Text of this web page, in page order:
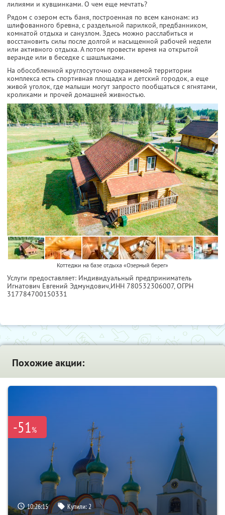
лилиями и кувшинками. О чем еще мечтать?
Рядом с озером есть баня, построенная по всем канонам: из
шлифованного бревна, с раздельной парилкой, предбанником,
комнатой отдыха и санузлом. Здесь можно расслабиться и
восстановить силы после долгой и насыщенной рабочей недели
или активного отдыха. А потом провести время на открытой
веранде или в беседке с шашлыками.
На обособленной круглосуточно охраняемой территории
комплекса есть спортивная площадка и детский городок, а еще
живой уголок, где малыши могут запросто пообщаться с ягнятами,
кроликами и прочей домашней живностью.
Коттеджи на базе отдыха «Озерный берег»
Услуги предоставляет: Индивидуальный предприниматель
Игнатович Евгений Эдмундович,ИНН 780532306007, ОГРН
317784700150331
Похожие акции:
-51%
10:26:13 Купили:2